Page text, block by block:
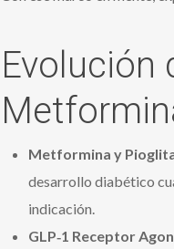
Evolución
Metformina y
desarrollo diabético
indicación.
GLP‑1 Receptor